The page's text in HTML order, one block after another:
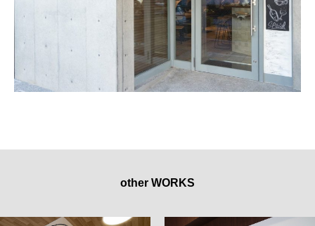
other WORKS